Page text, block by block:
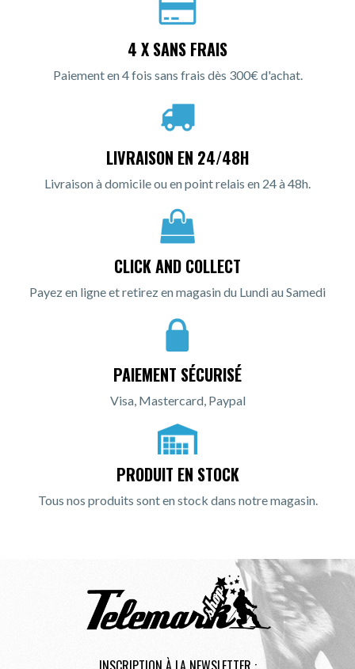
4 X SANS FRAIS
Paiement en 4 fois sans frais dès 300€ d'achat.
LIVRAISON EN 24/48H
Livraison à domicile ou en point relais en 24 à 48h.
CLICK AND COLLECT
Payez en ligne et retirez en magasin du Lundi au Samedi
PAIEMENT SÉCURISÉ
Visa, Mastercard, Paypal
PRODUIT EN STOCK
Tous nos produits sont en stock dans notre magasin.